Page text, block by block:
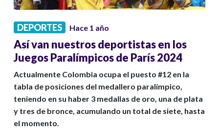
DEPORTES Hace 1 año
Así van nuestros deportistas en los
Juegos Paralímpicos de París 2024
Actualmente Colombia ocupa el puesto #12 en la
tabla de posiciones del medallero paralímpico,
teniendo en su haber 3 medallas de oro, una de plata
y tres de bronce, acumulando un total de siete, hasta
el momento.